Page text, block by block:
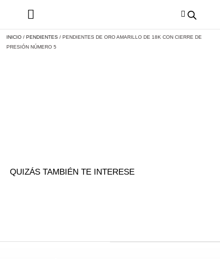
INICIO / PENDIENTES / PENDIENTES DE ORO AMARILLO DE 18K CON CIERRE DE
PRESIÓN NÚMERO 5
QUIZÁS TAMBIÉN TE INTERESE